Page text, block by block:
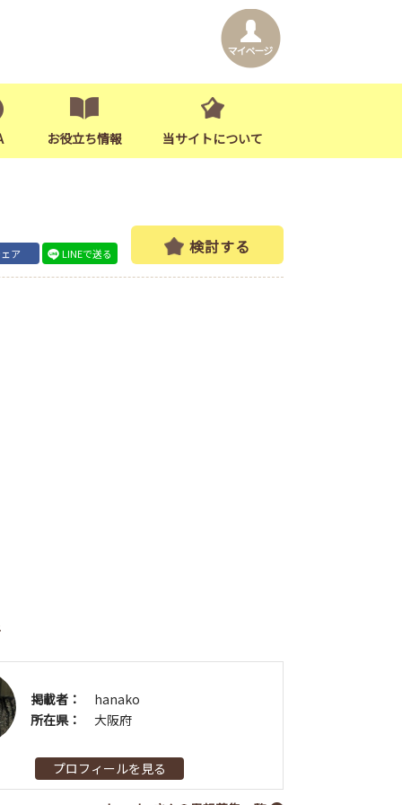
お役立ち情報 当サイトについて
ア LINEで送る 検討する
掲載者：
hanako
所在県：
大阪府
プロフィールを見る